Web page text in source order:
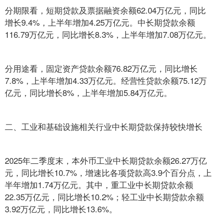
分期限看，短期贷款及票据融资余额62.04万亿元，同比
增长9.4%，上半年增加4.25万亿元。中长期贷款余额
116.79万亿元，同比增长8.3%，上半年增加7.08万亿元。
分用途看，固定资产贷款余额76.82万亿元，同比增长
7.8%，上半年增加4.33万亿元。经营性贷款余额75.12万
亿元，同比增长8%，上半年增加5.84万亿元。
二、工业和基础设施相关行业中长期贷款保持较快增长
2025年二季度末，本外币工业中长期贷款余额26.27万亿
元，同比增长10.7%，增速比各项贷款高3.9个百分点，上
半年增加1.74万亿元。其中，重工业中长期贷款余额
22.35万亿元，同比增长10.2%；轻工业中长期贷款余额
3.92万亿元，同比增长13.6%。